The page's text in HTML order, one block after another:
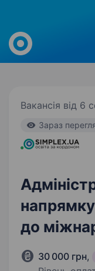
Work.ua
Вакансія від 6
Зараз
до
30 000 грн,